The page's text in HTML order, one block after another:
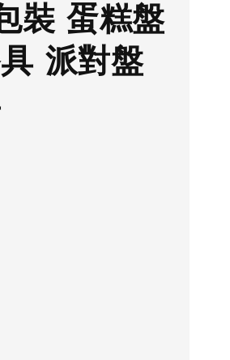
裝 蛋糕盤
派對盤